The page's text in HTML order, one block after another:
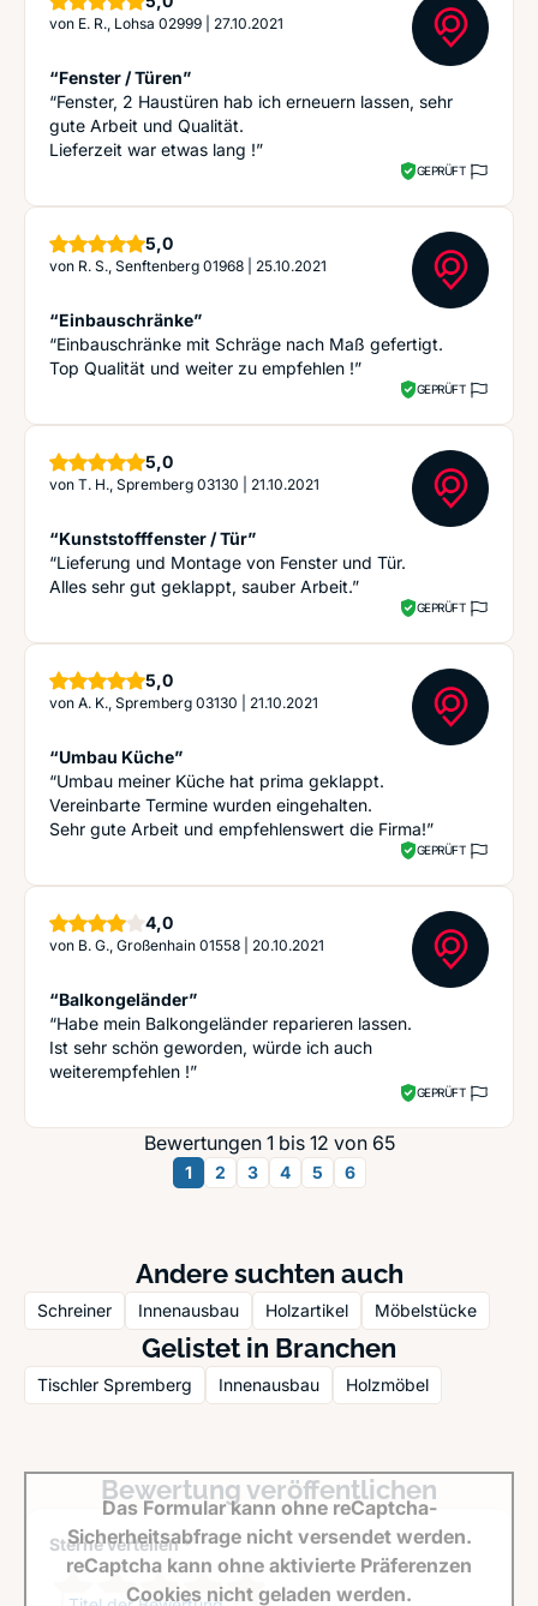
von E. R., Lohsa 02999 27.10.2021
“Fenster / Türen”
“Fenster, 2 Haustüren hab ich erneuern lassen, sehr
gute Arbeit und Qualität.
Lieferzeit war etwas lang !”
GEPRÜFT
5,0Sterne
von R. S., Senftenberg 01968 25.10.2021
“Einbauschränke”
“Einbauschränke mit Schräge nach Maß gefertigt.
Top Qualität und weiter zu empfehlen !”
GEPRÜFT
5,0Sterne
von T. H., Spremberg 03130 21.10.2021
“Kunststofffenster / Tür”
“Lieferung und Montage von Fenster und Tür.
Alles sehr gut geklappt, sauber Arbeit.”
GEPRÜFT
5,0Sterne
von A. K., Spremberg 03130 21.10.2021
“Umbau Küche”
“Umbau meiner Küche hat prima geklappt.
Vereinbarte Termine wurden eingehalten.
Sehr gute Arbeit und empfehlenswert die Firma!”
GEPRÜFT
4,0Sterne
von B. G., Großenhain 01558 20.10.2021
“Balkongeländer”
“Habe mein Balkongeländer reparieren lassen.
Ist sehr schön geworden, würde ich auch
weiterempfehlen !”
GEPRÜFT
Bewertungen 1 bis 12 von 65
1 2 3 4 5 6
Andere suchten auch
Schreiner Innenausbau Holzartikel Möbelstücke
Gelistet in Branchen
Tischler Spremberg Innenausbau Holzmöbel
Bewertung veröffentlichen
Sterne verteilen *
Das Formular kann ohne reCaptcha-
Sicherheitsabfrage nicht versendet werden.
reCaptcha kann ohne aktivierte Präferenzen
Cookies nicht geladen werden.